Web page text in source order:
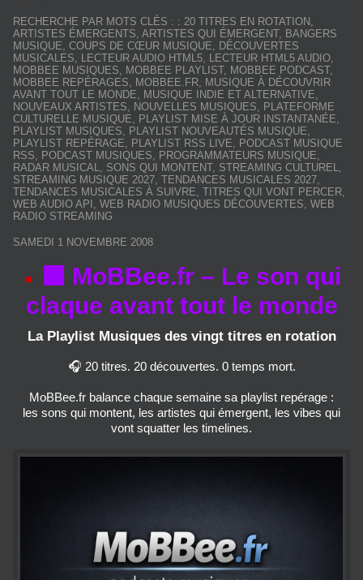
RECHERCHE PAR MOTS CLÉS : : 20 TITRES EN ROTATION
ARTISTES ÉMERGENTS ARTISTES QUI ÉMERGENT, BANGERS
MUSIQUE COUPS DE CŒUR MUSIQUE
DÉCOUVERTES
MUSICALES
LECTEUR AUDIO HTML5 LECTEUR HTML5 AUDIO
MOBBEE MUSIQUES
MOBBEE PLAYLIST, MOBBEE PODCAST,
MOBBEE REPÉRAGES
MOBBEE.FR MUSIQUE À DÉCOUVRIR
AVANT TOUT LE MONDE
MUSIQUE INDIE ET ALTERNATIVE
NOUVEAUX ARTISTES
NOUVELLES MUSIQUES
PLATEFORME
CULTURELLE MUSIQUE
PLAYLIST MISE À JOUR INSTANTANÉE
PLAYLIST MUSIQUES
PLAYLIST NOUVEAUTÉS MUSIQUE
PLAYLIST REPÉRAGE
PLAYLIST RSS LIVE
PODCAST MUSIQUE
RSS
PODCAST MUSIQUES PROGRAMMATEURS MUSIQUE
RADAR MUSICAL
SONS QUI MONTENT, STREAMING CULTUREL
STREAMING MUSIQUE 2027 TENDANCES MUSICALES 2027
TENDANCES MUSICALES À SUIVRE TITRES QUI VONT PERCER
WEB AUDIO API WEB RADIO MUSIQUES DÉCOUVERTES WEB
RADIO STREAMING
SAMEDI 1 NOVEMBRE 2008
🟪 MoBBee.fr – Le son qui
claque avant tout le monde
La Playlist Musiques des vingt titres en rotation
🎧 20 titres. 20 découvertes. 0 temps mort.
MoBBee.fr balance chaque semaine sa playlist repérage :
les sons qui montent, les artistes qui émergent, les vibes qui
vont squatter les timelines.